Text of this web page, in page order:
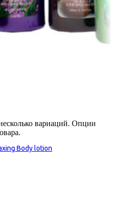
вариаций. Опции
Body lotion